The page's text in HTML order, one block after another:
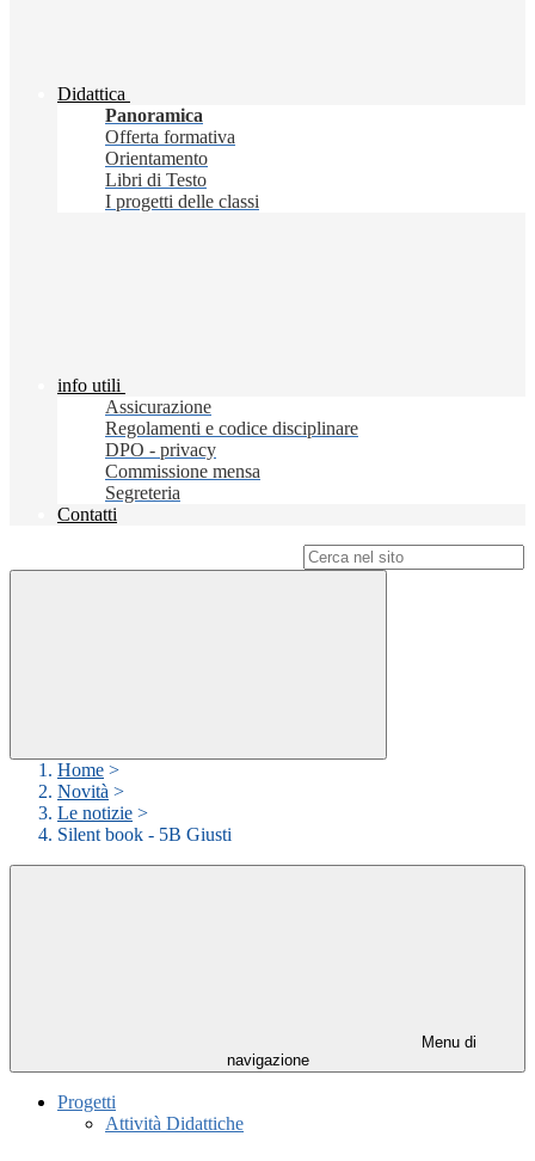
Didattica
Panoramica
Offerta formativa
Orientamento
Libri di Testo
I progetti delle classi
info utili
Assicurazione
Regolamenti e codice disciplinare
DPO - privacy
Commissione mensa
Segreteria
Contatti
Home >
Novità >
Le notizie >
Silent book - 5B Giusti
Menu di
navigazione
Progetti
Attività Didattiche